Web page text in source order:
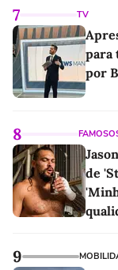
7 TV
para
por
8
de
9